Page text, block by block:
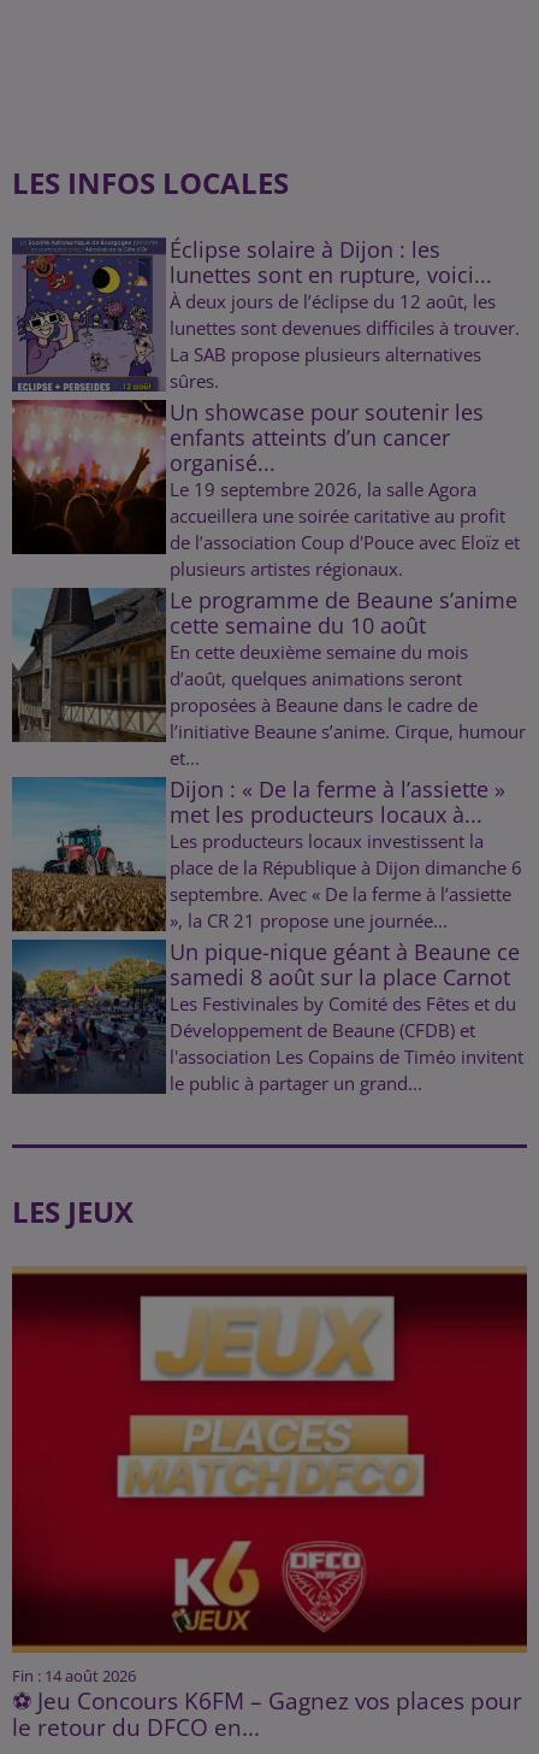
LES INFOS LOCALES
Éclipse solaire à Dijon : les
lunettes sont en rupture, voici...
À deux jours de l’éclipse du 12 août, les
lunettes sont devenues difficiles à trouver.
La SAB propose plusieurs alternatives
sûres.
Un showcase pour soutenir les
enfants atteints d’un cancer
organisé...
Le 19 septembre 2026, la salle Agora
accueillera une soirée caritative au profit
de l’association Coup d'Pouce avec Eloïz et
plusieurs artistes régionaux.
Le programme de Beaune s’anime
cette semaine du 10 août
En cette deuxième semaine du mois
d’août, quelques animations seront
proposées à Beaune dans le cadre de
l’initiative Beaune s’anime. Cirque, humour
et...
Dijon : « De la ferme à l’assiette »
met les producteurs locaux à...
Les producteurs locaux investissent la
place de la République à Dijon dimanche 6
septembre. Avec « De la ferme à l’assiette
», la CR 21 propose une journée...
Un pique-nique géant à Beaune ce
samedi 8 août sur la place Carnot
Les Festivinales by Comité des Fêtes et du
Développement de Beaune (CFDB) et
l'association Les Copains de Timéo invitent
le public à partager un grand...
LES JEUX
Fin : 14 août 2026
⚽ Jeu Concours K6FM – Gagnez vos places pour
le retour du DFCO en...